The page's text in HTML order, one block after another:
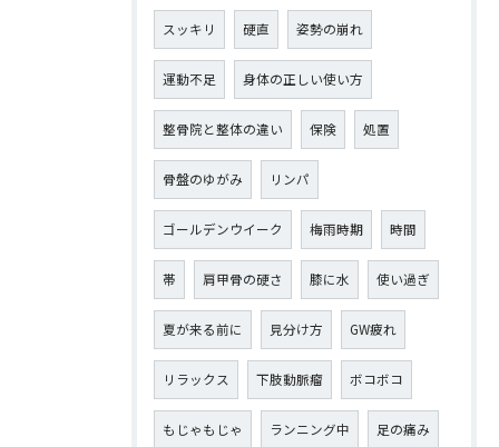
スッキリ 硬直 姿勢の崩れ
運動不足 身体の正しい使い方
整骨院と整体の違い 保険 処置
骨盤のゆがみ リンパ
ゴールデンウイーク 梅雨時期 時間
帯 肩甲骨の硬さ 膝に水 使い過ぎ
夏が来る前に 見分け方 GW疲れ
リラックス 下肢動脈瘤 ボコボコ
もじゃもじゃ ランニング中 足の痛み